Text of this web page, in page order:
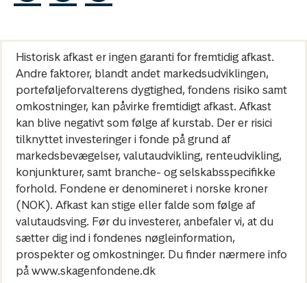
Historisk afkast er ingen garanti for fremtidig afkast.
Andre faktorer, blandt andet markedsudviklingen,
porteføljeforvalterens dygtighed, fondens risiko samt
omkostninger, kan påvirke fremtidigt afkast. Afkast
kan blive negativt som følge af kurstab. Der er risici
tilknyttet investeringer i fonde på grund af
markedsbevægelser, valutaudvikling, renteudvikling,
konjunkturer, samt branche- og selskabsspecifikke
forhold. Fondene er denomineret i norske kroner
(NOK). Afkast kan stige eller falde som følge af
valutaudsving. Før du investerer, anbefaler vi, at du
sætter dig ind i fondenes nøgleinformation,
prospekter og omkostninger. Du finder nærmere info
på www.skagenfondene.dk